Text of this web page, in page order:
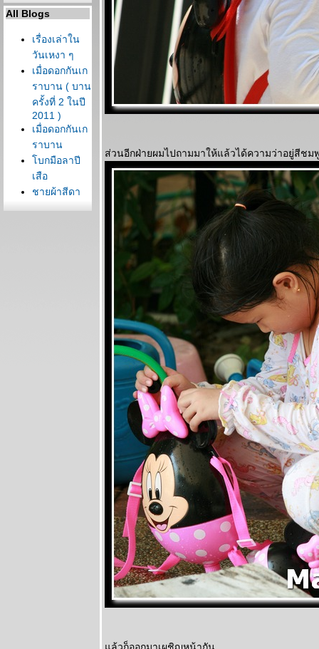
All Blogs
เรื่องเล่าใน
วันเหงา ๆ
เมื่อดอกกันเก
ราบาน ( บาน
ครั้งที่ 2 ในปี
2011 )
เมื่อดอกกันเก
ราบาน
บกมือลาปี
เสือ
ชายผ้าสีดา
ส่วนอีกฝ่ายผมไปถามมาให้แล้วได้ความว่าอยู่สีชม